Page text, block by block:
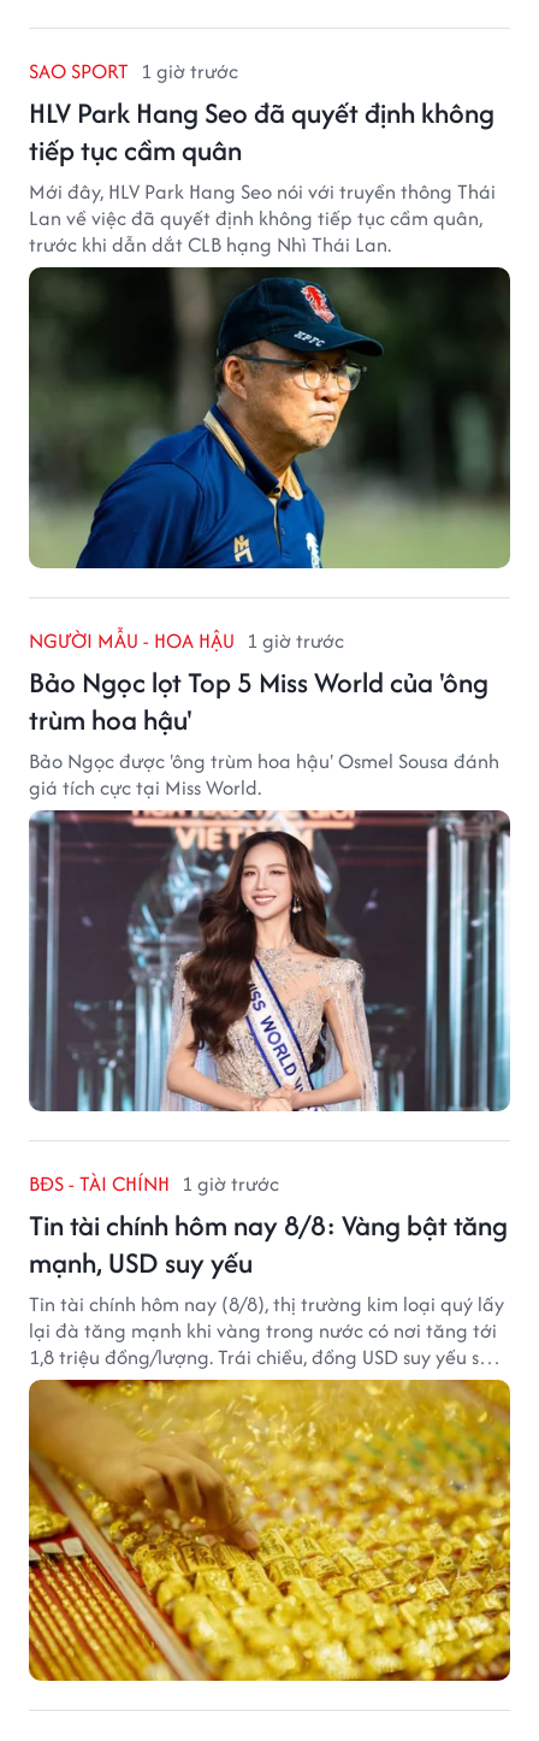
SAO SPORT 1 giờ trước
HLV Park Hang Seo đã quyết định không
tiếp tục cầm quân
Mới đây, HLV Park Hang Seo nói với truyền thông Thái
Lan về việc đã quyết định không tiếp tục cầm quân,
trước khi dẫn dắt CLB hạng Nhì Thái Lan.
NGƯỜI MẪU - HOA HẬU 1 giờ trước
Bảo Ngọc lọt Top 5 Miss World của 'ông
trùm hoa hậu'
Bảo Ngọc được 'ông trùm hoa hậu' Osmel Sousa đánh
giá tích cực tại Miss World.
BĐS - TÀI CHÍNH 1 giờ trước
Tin tài chính hôm nay 8/8: Vàng bật tăng
mạnh, USD suy yếu
Tin tài chính hôm nay (8/8), thị trường kim loại quý lấy
lại đà tăng mạnh khi vàng trong nước có nơi tăng tới
1,8 triệu đồng/lượng. Trái chiều, đồng USD suy yếu sau
báo cáo việc làm Mỹ kém tích cực.